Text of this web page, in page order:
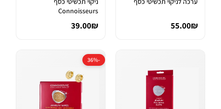
55.00₪
Connoisseurs
39.00₪
-36%